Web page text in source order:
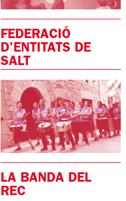
FEDERACIÓ
D'ENTITATS DE
SALT
LA BANDA DEL
REC